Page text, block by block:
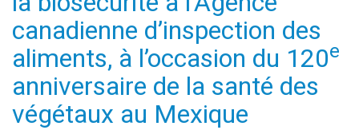
canadienne d’inspection des
aliments, à l’occasion du 120e
anniversaire de la santé des
végétaux au Mexique